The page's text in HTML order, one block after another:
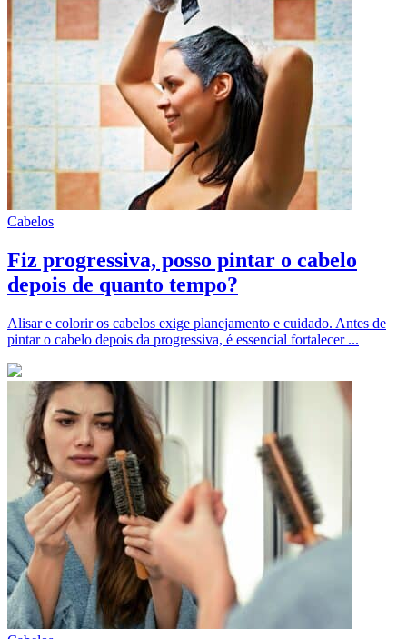
Cabelos
Fiz progressiva, posso pintar o cabelo
depois de quanto tempo?
Alisar e colorir os cabelos exige planejamento e cuidado. Antes de
pintar o cabelo depois da progressiva, é essencial fortalecer ...